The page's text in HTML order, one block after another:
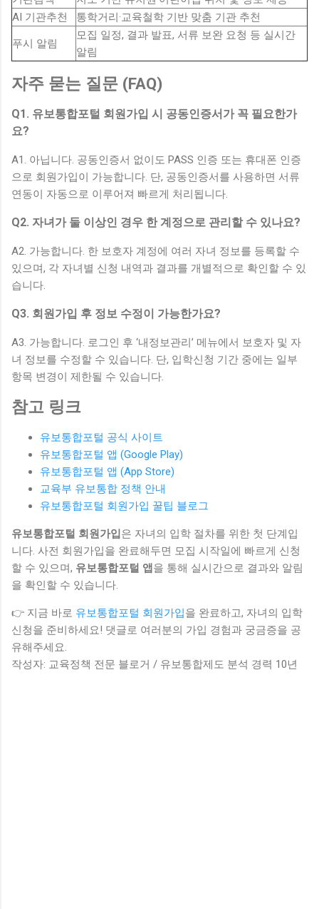
AI 기관추천
통학거리·교육철학 기반 맞춤 기관 추천
푸시 알림
모집 일정, 결과 발표, 서류 보완 요청 등 실시간
알림
자주 묻는 질문 (FAQ)
Q1. 유보통합포털 회원가입 시 공동인증서가 꼭 필요한가
요?
A1. 아닙니다. 공동인증서 없이도 PASS 인증 또는 휴대폰 인증
으로 회원가입이 가능합니다. 단, 공동인증서를 사용하면 서류
연동이 자동으로 이루어져 빠르게 처리됩니다.
Q2. 자녀가 둘 이상인 경우 한 계정으로 관리할 수 있나요?
A2. 가능합니다. 한 보호자 계정에 여러 자녀 정보를 등록할 수
있으며, 각 자녀별 신청 내역과 결과를 개별적으로 확인할 수 있
습니다.
Q3. 회원가입 후 정보 수정이 가능한가요?
A3. 가능합니다. 로그인 후 ‘내정보관리’ 메뉴에서 보호자 및 자
녀 정보를 수정할 수 있습니다. 단, 입학신청 기간 중에는 일부
항목 변경이 제한될 수 있습니다.
참고 링크
유보통합포털 공식 사이트
유보통합포털 앱 (Google Play)
유보통합포털 앱 (App Store)
교육부 유보통합 정책 안내
유보통합포털 회원가입 꿀팁 블로그
유보통합포털 회원가입 은 자녀의 입학 절차를 위한 첫 단계입
니다. 사전 회원가입을 완료해두면 모집 시작일에 빠르게 신청
할 수 있으며, 유보통합포털 앱 을 통해 실시간으로 결과와 알림
을 확인할 수 있습니다.
👉 지금 바로 유보통합포털 회원가입을 완료하고, 자녀의 입학
신청을 준비하세요! 댓글로 여러분의 가입 경험과 궁금증을 공
유해주세요.
작성자: 교육정책 전문 블로거 / 유보통합제도 분석 경력 10년